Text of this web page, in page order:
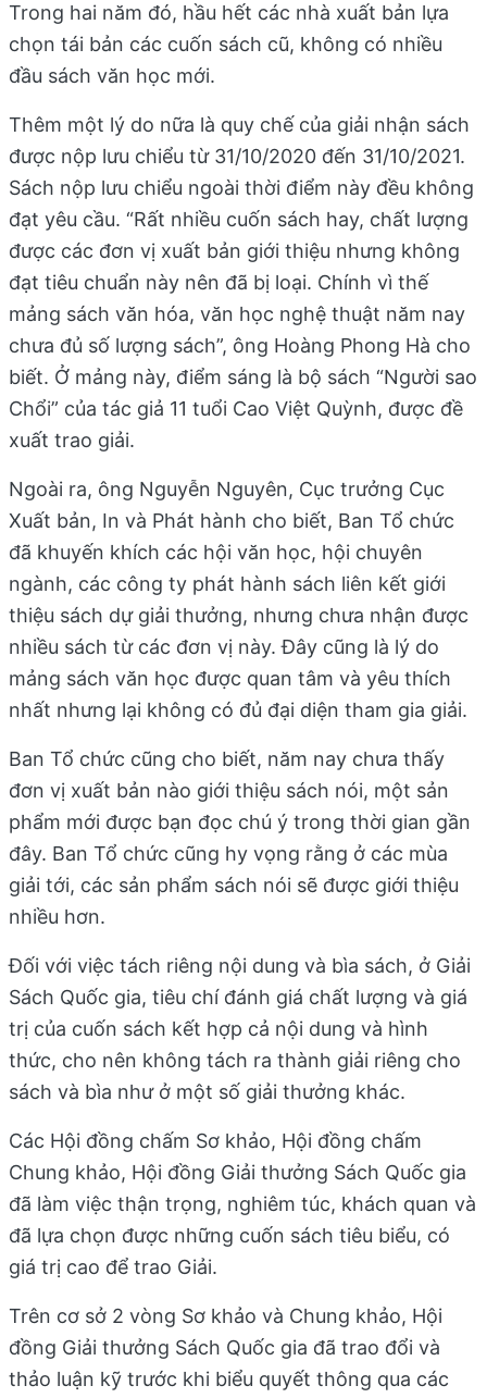
Trong hai năm đó, hầu hết các nhà xuất bản lựa
chọn tái bản các cuốn sách cũ, không có nhiều
đầu sách văn học mới.
Thêm một lý do nữa là quy chế của giải nhận sách
được nộp lưu chiểu từ 31/10/2020 đến 31/10/2021.
Sách nộp lưu chiểu ngoài thời điểm này đều không
đạt yêu cầu. “Rất nhiều cuốn sách hay, chất lượng
được các đơn vị xuất bản giới thiệu nhưng không
đạt tiêu chuẩn này nên đã bị loại. Chính vì thế
mảng sách văn hóa, văn học nghệ thuật năm nay
chưa đủ số lượng sách”, ông Hoàng Phong Hà cho
biết. Ở mảng này, điểm sáng là bộ sách “Người sao
Chổi” của tác giả 11 tuổi Cao Việt Quỳnh, được đề
xuất trao giải.
Ngoài ra, ông Nguyễn Nguyên, Cục trưởng Cục
Xuất bản, In và Phát hành cho biết, Ban Tổ chức
đã khuyến khích các hội văn học, hội chuyên
ngành, các công ty phát hành sách liên kết giới
thiệu sách dự giải thưởng, nhưng chưa nhận được
nhiều sách từ các đơn vị này. Đây cũng là lý do
mảng sách văn học được quan tâm và yêu thích
nhất nhưng lại không có đủ đại diện tham gia giải.
Ban Tổ chức cũng cho biết, năm nay chưa thấy
đơn vị xuất bản nào giới thiệu sách nói, một sản
phẩm mới được bạn đọc chú ý trong thời gian gần
đây. Ban Tổ chức cũng hy vọng rằng ở các mùa
giải tới, các sản phẩm sách nói sẽ được giới thiệu
nhiều hơn.
Đối với việc tách riêng nội dung và bìa sách, ở Giải
Sách Quốc gia, tiêu chí đánh giá chất lượng và giá
trị của cuốn sách kết hợp cả nội dung và hình
thức, cho nên không tách ra thành giải riêng cho
sách và bìa như ở một số giải thưởng khác.
Các Hội đồng chấm Sơ khảo, Hội đồng chấm
Chung khảo, Hội đồng Giải thưởng Sách Quốc gia
đã làm việc thận trọng, nghiêm túc, khách quan và
đã lựa chọn được những cuốn sách tiêu biểu, có
giá trị cao để trao Giải.
Trên cơ sở 2 vòng Sơ khảo và Chung khảo, Hội
đồng Giải thưởng Sách Quốc gia đã trao đổi và
thảo luận kỹ trước khi biểu quyết thông qua các